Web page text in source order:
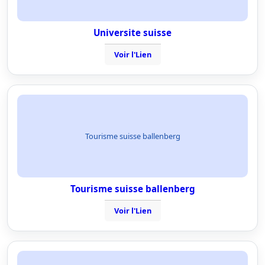
Universite suisse
Voir l'Lien
Tourisme suisse ballenberg
Tourisme suisse ballenberg
Voir l'Lien